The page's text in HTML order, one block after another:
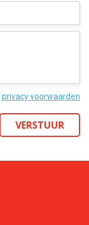
privacy voorwaarden
VERSTUUR